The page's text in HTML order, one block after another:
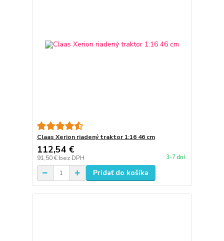
Claas Xerion riadený traktor 1:16 46 cm
112,54 €
91,50 € bez DPH 3-7 dní
Pridať do košíka